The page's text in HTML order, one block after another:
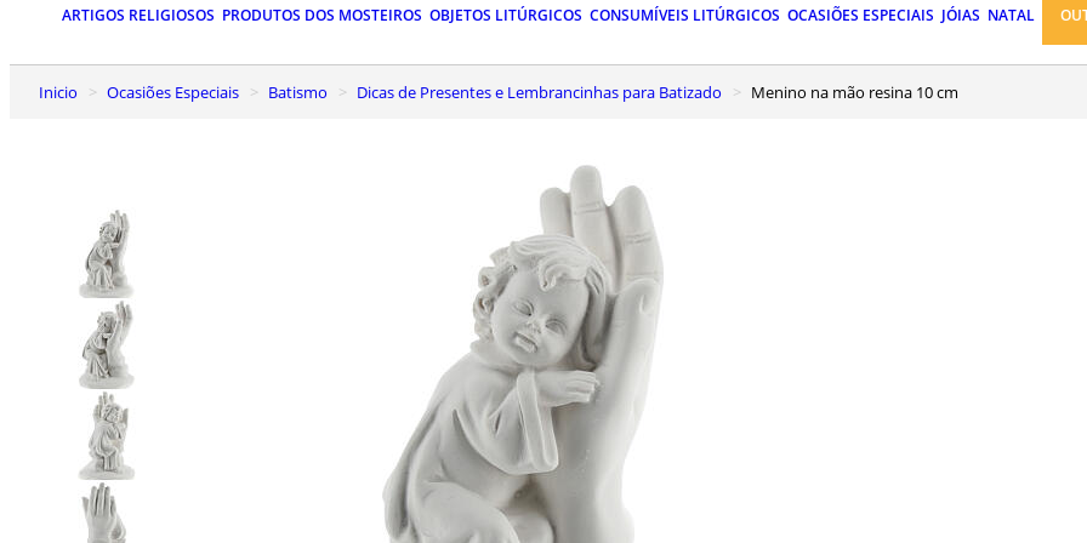
ARTIGOS RELIGIOSOS PRODUTOS DOS MOSTEIROS OBJETOS LITÚRGICOS CONSUMÍVEIS LITÚRGICOS OCASIÕES ESPECIAIS JÓIAS NATAL
Inicio Ocasiões Especiais Batismo Dicas de Presentes e Lembrancinhas para Batizado Menino na mão resina 10 cm